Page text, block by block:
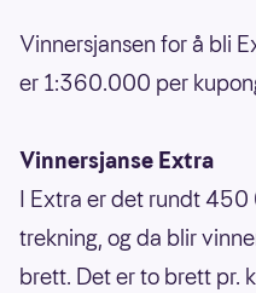
Vinnersjansen for å bli
er 1:360.000 per
Vinnersjanse Extra
I Extra er det rundt
trekning, og da blir
brett. Det er to brett pr.